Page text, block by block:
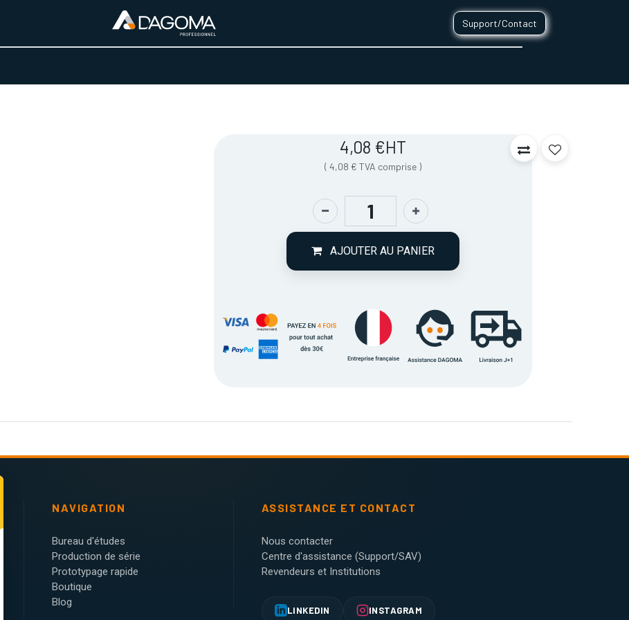
Support/Contact
4,08 €HT
(4,08 € TVA comprise )
AJOUTER AU PANIER
NAVIGATION
Bureau d'études
Production de série
Prototypage rapide
Boutique
Blog
ASSISTANCE ET CONTACT
Nous contacter
Centre d'assistance (Support/SAV)
Revendeurs et Institutions
LINKEDIN INSTAGRAM